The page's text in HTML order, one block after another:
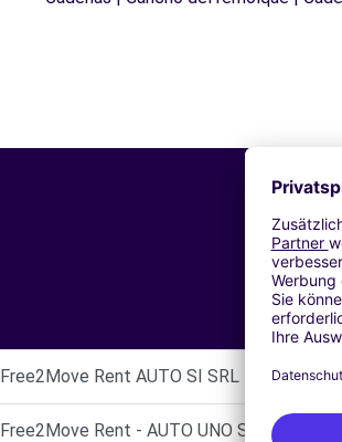
Free2Move Rent AUTO SI SRL
Free2Move Rent - AUTO UNO SRL -